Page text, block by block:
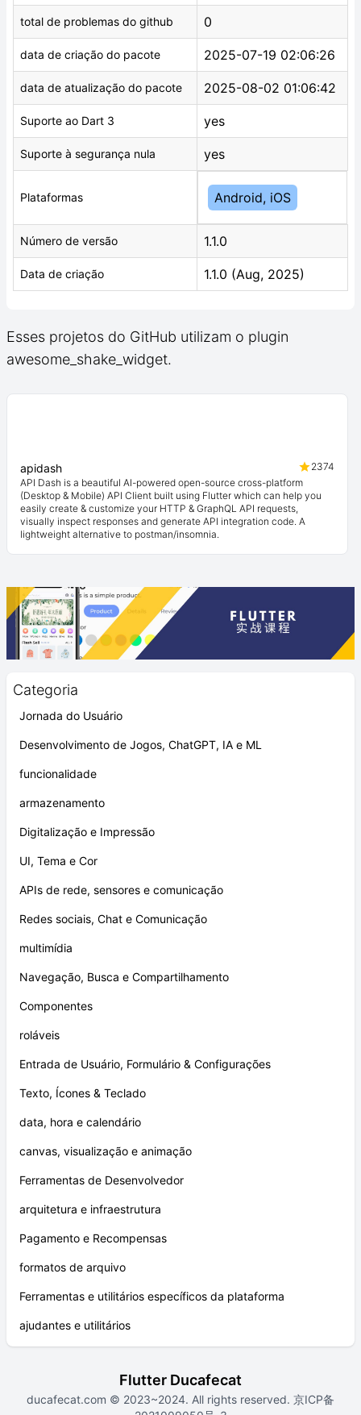
Categoria
Jornada do Usuário
Desenvolvimento de Jogos, ChatGPT, IA e ML
funcionalidade
armazenamento
Digitalização e Impressão
UI, Tema e Cor
APIs de rede, sensores e comunicação
Redes sociais, Chat e Comunicação
multimídia
Navegação, Busca e Compartilhamento
Componentes
roláveis
Entrada de Usuário, Formulário & Configurações
Texto, Ícones & Teclado
data, hora e calendário
canvas, visualização e animação
Ferramentas de Desenvolvedor
arquitetura e infraestrutura
Pagamento e Recompensas
formatos de arquivo
Ferramentas e utilitários específicos da plataforma
ajudantes e utilitários
total de problemas do github 0
data de criação do pacote 2025-07-19 02:06:26
data de atualização do pacote 2025-08-02 01:06:42
Suporte ao Dart 3 yes
Suporte à segurança nula yes
Plataformas Android, iOS
Número de versão 1.1.0
Data de criação 1.1.0 (Aug, 2025)
Esses projetos do GitHub utilizam o plugin
awesome_shake_widget.
apidash
2374
API Dash is a beautiful AI-powered open-source cross-platform
(Desktop & Mobile) API Client built using Flutter which can help you
easily create & customize your HTTP & GraphQL API requests,
visually inspect responses and generate API integration code. A
lightweight alternative to postman/insomnia.
Flutter Ducafecat
ducafecat.com © 2023~2024. All rights reserved. 京ICP备